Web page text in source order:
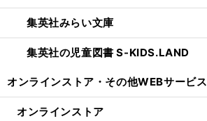
集英社みらい文庫
集英社の児童図書 S-KIDS.LAND
オンラインストア・ その他WEBサービス
オンラインストア